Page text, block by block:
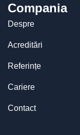
Compania
Despre
Acreditări
Referințe
Cariere
Contact